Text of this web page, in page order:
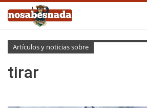
Artículos y noticias sobre
tirar